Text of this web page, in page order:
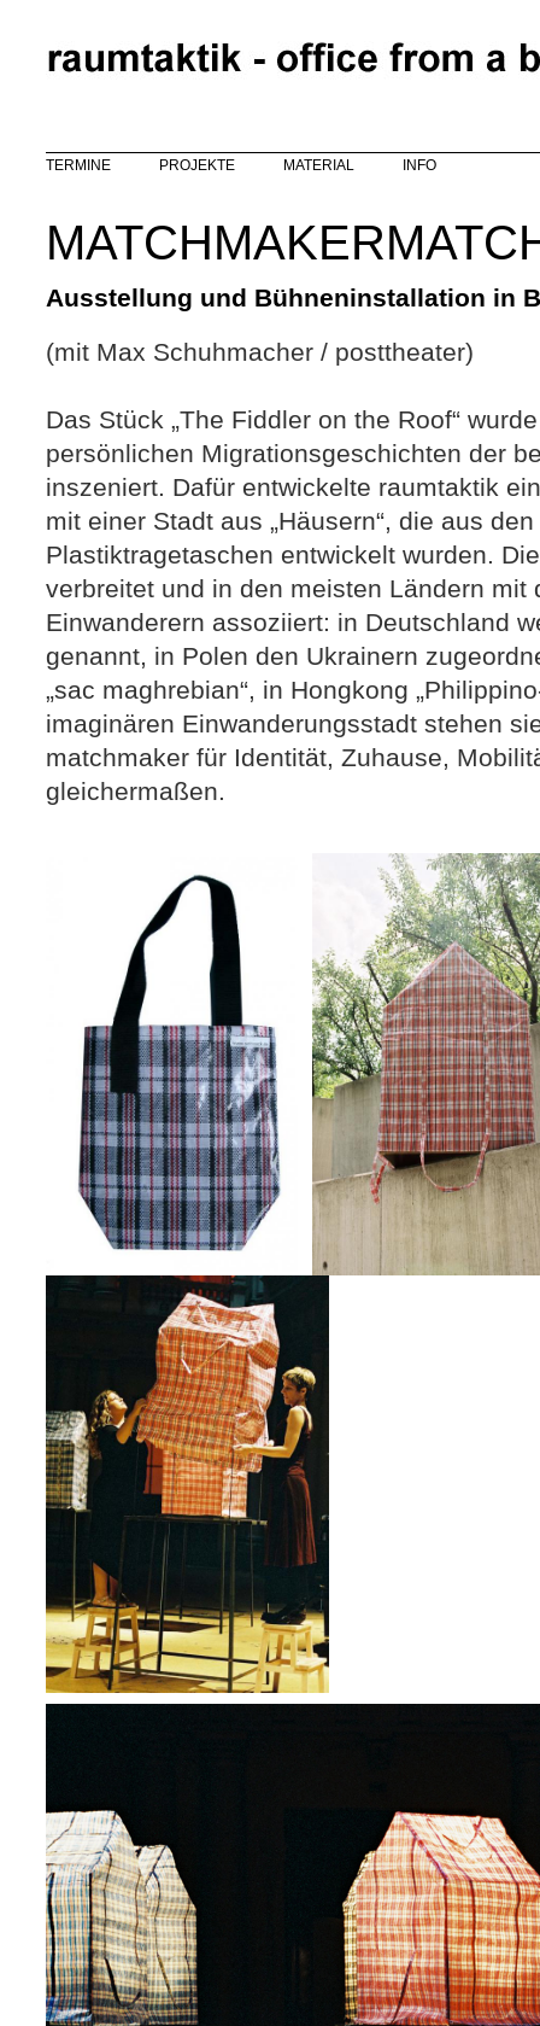
TERMINE PROJEKTE MATERIAL INFO
Ausstellung und Bühneninstallation in
(mit Max Schuhmacher / posttheater)
Das Stück „The Fiddler on the Roof“
persönlichen Migrationsgeschichten der
inszeniert. Dafür entwickelte raumtaktik
mit einer Stadt aus „Häusern“, die aus
Plastiktragetaschen entwickelt wurden.
verbreitet und in den meisten Ländern mit
Einwanderern assoziiert: in Deutschland
genannt, in Polen den Ukrainern
„sac maghrebian“, in Hongkong
imaginären Einwanderungsstadt stehen
matchmaker für Identität, Zuhause,
gleichermaßen.